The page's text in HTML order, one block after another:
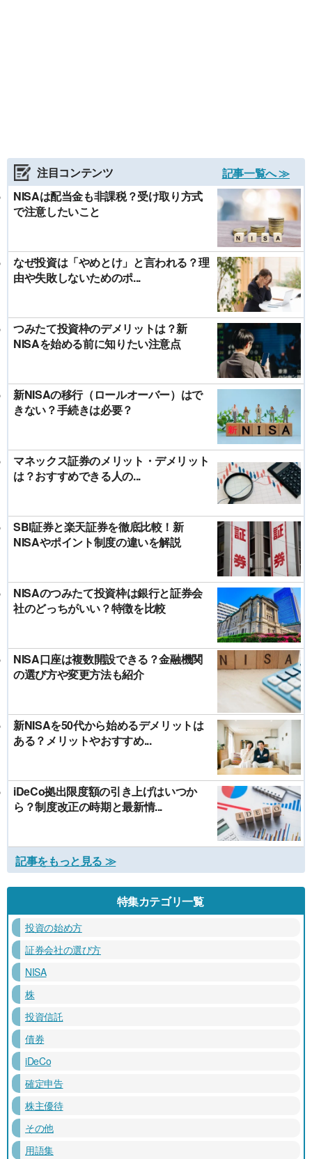
注目コンテンツ
記事一覧へ ≫
NISAは配当金も非課税？受け取り方式
で注意したいこと
なぜ投資は「やめとけ」と言われる？理
由や失敗しないためのポ...
つみたて投資枠のデメリットは？新
NISAを始める前に知りたい注意点
新NISAの移行（ロールオーバー）はで
きない？手続きは必要？
マネックス証券のメリット・デメリット
は？おすすめできる人の...
SBI証券と楽天証券を徹底比較！新
NISAやポイント制度の違いを解説
NISAのつみたて投資枠は銀行と証券会
社のどっちがいい？特徴を比較
NISA口座は複数開設できる？金融機関
の選び方や変更方法も紹介
新NISAを50代から始めるデメリットは
ある？メリットやおすすめ...
iDeCo拠出限度額の引き上げはいつか
ら？制度改正の時期と最新情...
記事をもっと見る ≫
特集カテゴリ一覧
投資の始め方
証券会社の選び方
NISA
株
投資信託
債券
iDeCo
確定申告
株主優待
その他
用語集